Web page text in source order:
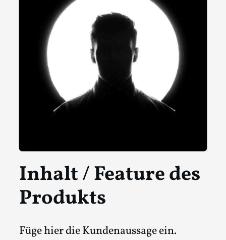
Inhalt / Feature des
Produkts
Füge hier die Kundenaussage ein.